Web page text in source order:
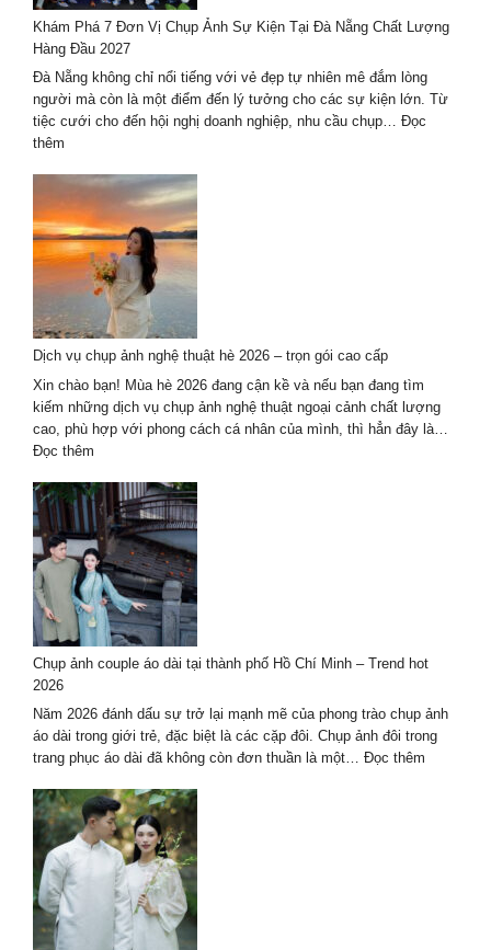
–
xu
mới
nhất
2024-
Khám Phá 7 Đơn Vị Chụp Ảnh Sự Kiện Tại Đà Nẵng Chất Lượng
Hàng Đầu 2027
Đà Nẵng không chỉ nổi tiếng với vẻ đẹp tự nhiên mê đắm lòng
người mà còn là một điểm đến lý tưởng cho các sự kiện lớn. Từ
tiệc cưới cho đến hội nghị doanh nghiệp, nhu cầu chụp… Đọc
thêm
Phá
7
Đơn
Vị
Chụp
Ảnh
Sự
Kiện
Tại
Đà
Nẵng
Chất
Lượng
Đầu
2027
Dịch vụ chụp ảnh nghệ thuật hè 2026 – trọn gói cao cấp
Xin chào bạn! Mùa hè 2026 đang cận kề và nếu bạn đang tìm
kiếm những dịch vụ chụp ảnh nghệ thuật ngoại cảnh chất lượng
cao, phù hợp với phong cách cá nhân của mình, thì hẳn đây là…
Đọc thêm
vụ
chụp
ảnh
nghệ
thuật
hè
2026
–
trọn
cao
cấp
Chụp ảnh couple áo dài tại thành phố Hồ Chí Minh – Trend hot
2026
Năm 2026 đánh dấu sự trở lại mạnh mẽ của phong trào chụp ảnh
áo dài trong giới trẻ, đặc biệt là các cặp đôi. Chụp ảnh đôi trong
trang phục áo dài đã không còn đơn thuần là một… Đọc thêm